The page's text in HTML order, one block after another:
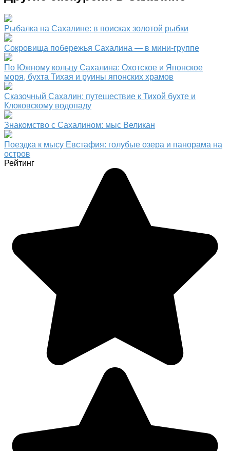
Рыбалка на Сахалине: в поисках золотой рыбки
Сокровища побережья Сахалина — в мини-группе
По Южному кольцу Сахалина: Охотское и Японское
моря, бухта Тихая и руины японских храмов
Сказочный Сахалин: путешествие к Тихой бухте и
Клоковскому водопаду
Знакомство с Сахалином: мыс Великан
Поездка к мысу Евстафия: голубые озера и панорама на
остров
Рейтинг